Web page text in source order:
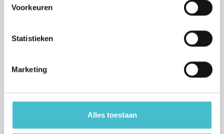
Voorkeuren
Statistieken
Marketing
Alles toestaan
apparaten en
marketingkanalen.
[x2]
matomo.s
umedia.nl
Verzamelt
statistieken over